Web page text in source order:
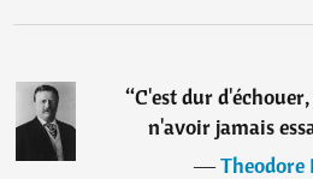
“C'est dur
n'avoir jamais
―Theodore